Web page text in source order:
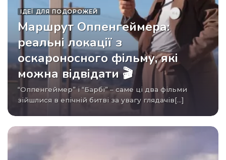
ІДЕЇ ​​ДЛЯ ПОДОРОЖЕЙ
Маршрут Оппенгеймера:
реальні локації з
оскароносного фільму, які
можна відвідати 🎬
“Оппенгеймер” і “Барбі” – саме ці два фільми
зійшлися в епічній битві за увагу глядачів[...]